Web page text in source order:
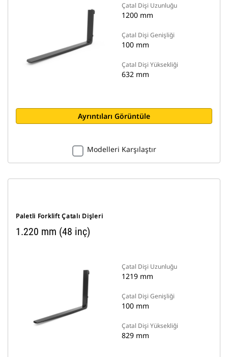
Çatal Dişi Uzunluğu
1200 mm
Çatal Dişi Genişliği
100 mm
Çatal Dişi Yüksekliği
632 mm
Ayrıntıları Görüntüle
Modelleri Karşılaştır
Paletli Forklift Çatalı Dişleri
1.220 mm (48 inç)
Çatal Dişi Uzunluğu
1219 mm
Çatal Dişi Genişliği
100 mm
Çatal Dişi Yüksekliği
829 mm